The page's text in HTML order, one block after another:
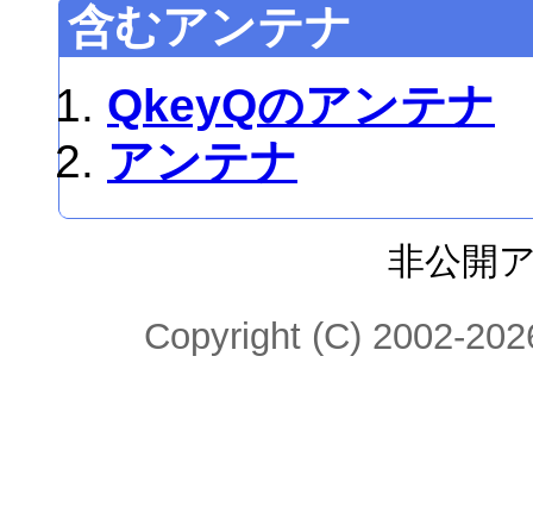
含むアンテナ
QkeyQのアンテナ
アンテナ
非公開
Copyright (C) 2002-